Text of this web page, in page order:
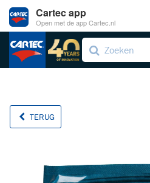
TERUG
Cartec app
Open met de app Cartec.nl